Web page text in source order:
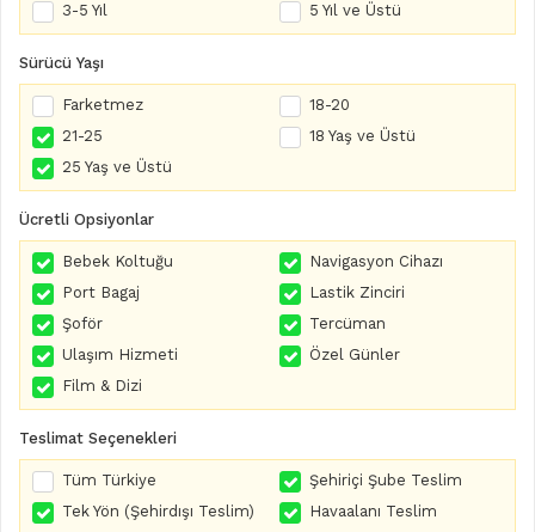
3-5 Yıl
5 Yıl ve Üstü
Sürücü Yaşı
Farketmez
18-20
21-25
18 Yaş ve Üstü
25 Yaş ve Üstü
Ücretli Opsiyonlar
Bebek Koltuğu
Navigasyon Cihazı
Port Bagaj
Lastik Zinciri
Şoför
Tercüman
Ulaşım Hizmeti
Özel Günler
Film & Dizi
Teslimat Seçenekleri
Tüm Türkiye
Şehiriçi Şube Teslim
Tek Yön (Şehirdışı Teslim)
Havaalanı Teslim